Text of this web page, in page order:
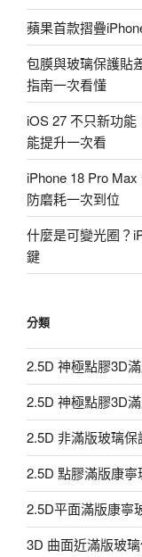
蘋果首款摺疊
包膜與玻璃保護貼
指南一次看懂
iOS 27 不只新功
能提升一次看
iPhone 18 Pro
防磨耗一次到位
什麼是可變光圈？
鍵
分類
2.5D 神極點膠3D
2.5D 神極點膠3D
2.5D 非滿版玻璃保
2.5D 點膠滿版康寧
2.5D平面滿版康寧
3D 曲面近滿版玻